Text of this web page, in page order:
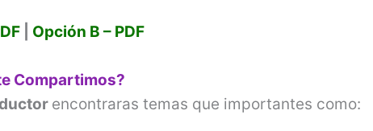
| Opción B – PDF
Compartimos?
encontraras temas que importantes como: